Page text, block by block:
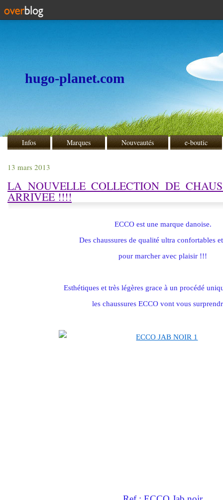
hugo-planet.com
Infos Marques Nouveautés e-boutic
13 mars 2013
LA NOUVELLE COLLECTION DE
ARRIVEE !!!!
ECCO est une marque danoise.
Des chaussures de qualité ultra confortables
pour marcher avec plaisir !!!
Esthétiques et très légères grace à un procédé
les chaussures ECCO vont vous